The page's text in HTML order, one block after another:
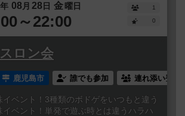
年 08 月 28日 金曜日
～22:00
1
0
ロン会
鹿児島市 誰でも参加 連れ添い登録
ベント！3種類のボドゲをいつもと違う
イベント！単発で遊ぶ時とは違うハラハ